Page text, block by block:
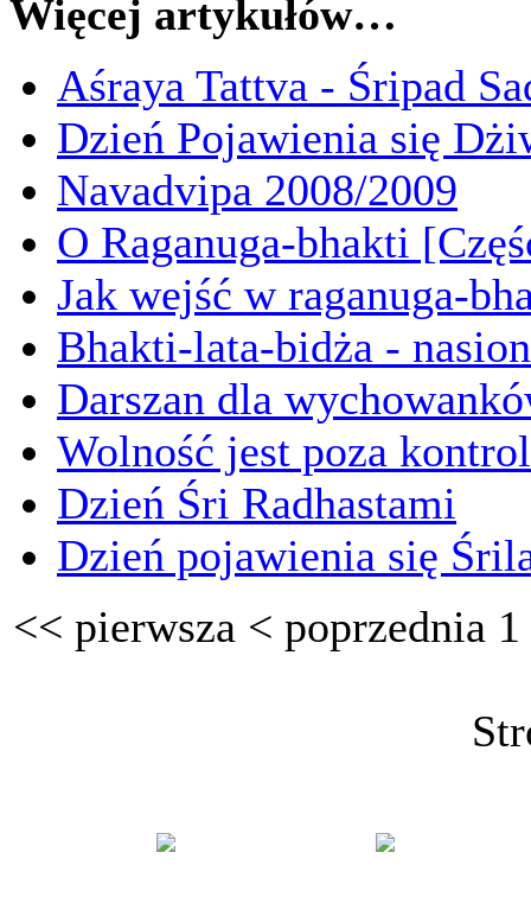
Więcej artykułów…
Aśraya Tattva - Śripad
Dzień Pojawienia się
Navadvipa 2008/2009
O Raganuga-bhakti
Jak wejść w raganuga-
Bhakti-lata-bidża -
Darszan dla
Wolność jest poza
Dzień Śri Radhastami
Dzień pojawienia się
<< pierwsza < poprzednia 1